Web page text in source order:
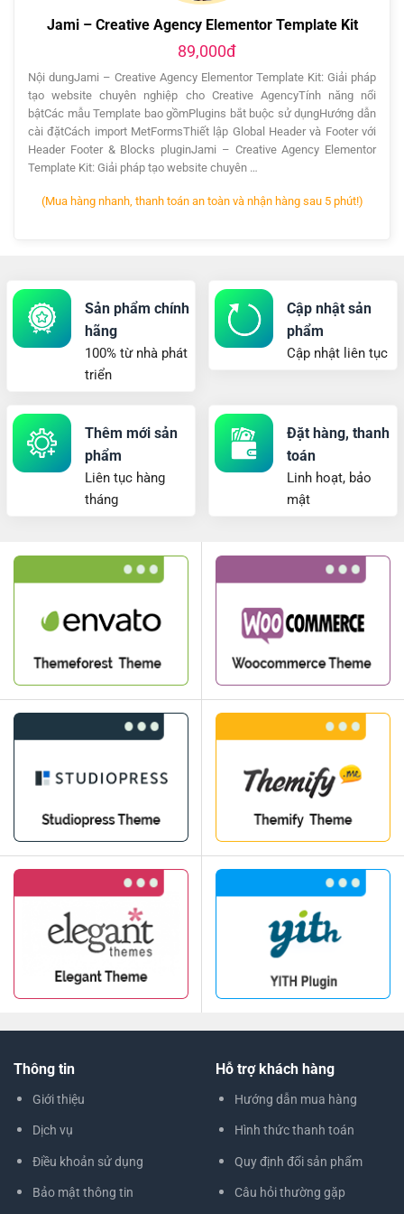
Jami – Creative Agency Elementor Template Kit
89,000đ
Nội dungJami – Creative Agency Elementor Template Kit: Giải pháp
tạo website chuyên nghiệp cho Creative AgencyTính năng nổi
bậtCác mẫu Template bao gồmPlugins bắt buộc sử dụngHướng dẫn
cài đặtCách import MetFormsThiết lập Global Header và Footer với
Header Footer & Blocks pluginJami – Creative Agency Elementor
Template Kit: Giải pháp tạo website chuyên …
(Mua hàng nhanh, thanh toán an toàn và nhận hàng sau 5 phút!)
Sản phẩm chính
hãng
100% từ nhà phát
triển
Cập nhật sản
phẩm
Cập nhật liên tục
Thêm mới sản
phẩm
Liên tục hàng
tháng
Đặt hàng, thanh
toán
Linh hoạt, bảo
mật
Thông tin
Giới thiệu
Dịch vụ
Điều khoản sử dụng
Bảo mật thông tin
Hỗ trợ khách hàng
Hướng dẫn mua hàng
Hình thức thanh toán
Quy định đổi sản phẩm
Câu hỏi thường gặp